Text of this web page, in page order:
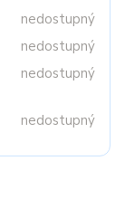
nedostupný
nedostupný
nedostupný
nedostupný